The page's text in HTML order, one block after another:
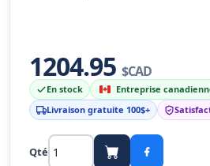
1204.95$CAD
En stock
Entreprise
Livraison gratuite 100$+
Qté